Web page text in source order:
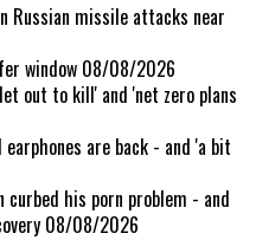
Russian missile attacks near
window 08/08/2026
out to kill' and 'net zero plans
are back - and 'a bit
curbed his porn problem - and
08/08/2026